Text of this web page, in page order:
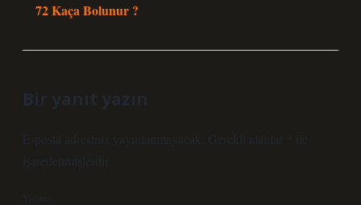
72 Kaça Bolunur ?
Bir yanıt yazın
E-posta adresiniz yayınlanmayacak. Gerekli alanlar
ile
işaretlenmişlerdir
Yorum